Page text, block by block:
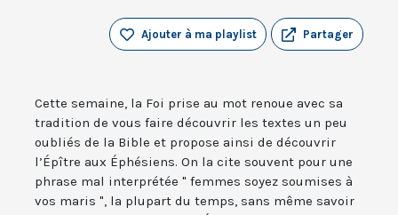
Partager
Ajouter à ma playlist
Cette semaine, la Foi prise au mot renoue avec sa
tradition de vous faire découvrir les textes un peu
oubliés de la Bible et propose ainsi de découvrir
l’Épître aux Éphésiens. On la cite souvent pour une
phrase mal interprétée " femmes soyez soumises à
vos maris ", la plupart du temps, sans même savoir